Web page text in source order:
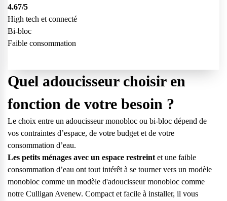
4.67/5
High tech et connecté
Bi-bloc
Faible consommation
Quel adoucisseur choisir en
fonction de votre besoin ?
Le choix entre un adoucisseur monobloc ou bi-bloc dépend de
vos contraintes d’espace, de votre budget et de votre
consommation d’eau.
Les petits ménages avec un espace restreint et une faible
consommation d’eau ont tout intérêt à se tourner vers un modèle
monobloc comme un modèle d'adoucisseur monobloc comme
notre Culligan Avenew. Compact et facile à installer, il vous